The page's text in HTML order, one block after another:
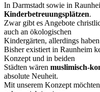
In Darmstadt sowie in
Kinderbetreuungsplätzen.
Zwar gibt es Angebote
auch an ökologischen
Kindergärten, allerdings
Bisher existiert in Raunheim
Konzept und in beiden
Städten wären muslimisch-
absolute Neuheit.
Mit unserem Konzept